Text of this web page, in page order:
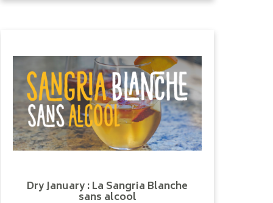
Dry January : La Sangria Blanche
sans alcool